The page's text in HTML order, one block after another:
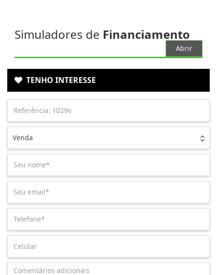
Simuladores de Financiamento
Abrir
TENHO INTERESSE
Venda